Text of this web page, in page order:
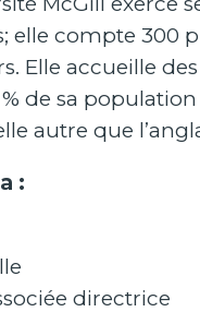
elle compte 300
Elle accueille
de sa
autre que
:
directrice